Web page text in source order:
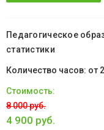
Педагогическое
статистики
от
8 000 руб.
4 900 руб.